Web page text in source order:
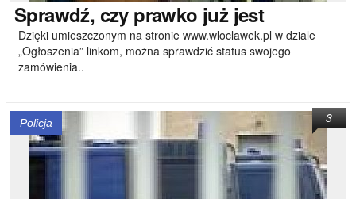
Sprawdź, czy prawko już jest
Dzięki umieszczonym na stronie www.wloclawek.pl w dziale
„Ogłoszenia” linkom, można sprawdzić status swojego
zamówienia..
Policja 3